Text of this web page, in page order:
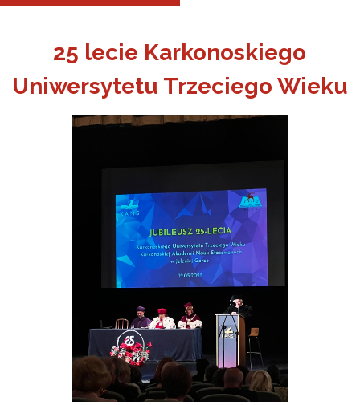
w Jeleniej Górze
25 lecie Karkonoskiego
Uniwersytetu Trzeciego Wieku